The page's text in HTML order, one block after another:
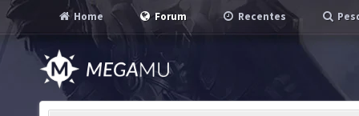
Home Forum Recentes